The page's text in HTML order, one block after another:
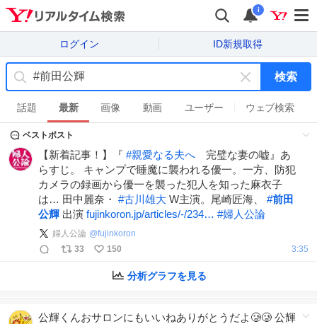
i
ログイン ID新規取得
キ
ー
ワ
ド
を
消
す
検索
話題 最新 画像 動画 ユーザー ウェブ検索
ベストポスト
【新着記事！】『 #親愛なる夫へ 完璧な妻の嘘』あ
らすじ。 キャンプで睡魔に襲われる優一。一方、防犯
カメラの録画から優一を襲った犯人を知った麻衣子
は… 田中麗奈・ #古川雄大 W主演。尾崎匠海、 #前田
公輝 出演 fujinkoron.jp/articles/-/234… #婦人公論
婦人公論 @fujinkoron
33
150 3:35
分析グラフを見る
公輝くんおサロンにもいいねありがとうだよ🥲🥲 公輝